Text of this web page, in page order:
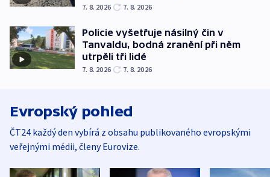
7. 8. 2026 7. 8. 2026
Policie vyšetřuje násilný čin v
Tanvaldu, bodná zranění při něm
utrpěli tři lidé
7. 8. 2026 7. 8. 2026
Evropský pohled
ČT24 každý den vybírá z obsahu publikovaného evropskými
veřejnými médii, členy Eurovize.